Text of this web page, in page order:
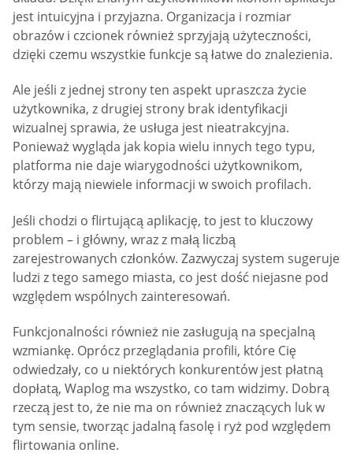
jest intuicyjna i przyjazna. Organizacja i rozmiar
obrazów i czcionek również sprzyjają użyteczności,
dzięki czemu wszystkie funkcje są łatwe do znalezienia.
Ale jeśli z jednej strony ten aspekt upraszcza życie
użytkownika, z drugiej strony brak identyfikacji
wizualnej sprawia, że usługa jest nieatrakcyjna.
Ponieważ wygląda jak kopia wielu innych tego typu,
platforma nie daje wiarygodności użytkownikom,
którzy mają niewiele informacji w swoich profilach.
Jeśli chodzi o flirtującą aplikację, to jest to kluczowy
problem – i główny, wraz z małą liczbą
zarejestrowanych członków. Zazwyczaj system sugeruje
ludzi z tego samego miasta, co jest dość niejasne pod
względem wspólnych zainteresowań.
Funkcjonalności również nie zasługują na specjalną
wzmiankę. Oprócz przeglądania profili, które Cię
odwiedzały, co u niektórych konkurentów jest płatną
dopłatą, Waplog ma wszystko, co tam widzimy. Dobrą
rzeczą jest to, że nie ma on również znaczących luk w
tym sensie, tworząc jadalną fasolę i ryż pod względem
flirtowania online.